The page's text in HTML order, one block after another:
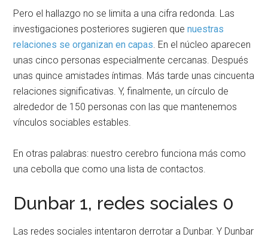
Pero el hallazgo no se limita a una cifra redonda. Las
investigaciones posteriores sugieren quenuestras
relaciones se organizan en capas . En el núcleo aparecen
unas cinco personas especialmente cercanas. Después
unas quince amistades íntimas. Más tarde unas cincuenta
relaciones significativas. Y, finalmente, un círculo de
alrededor de 150 personas con las que mantenemos
vínculos sociables estables.
En otras palabras: nuestro cerebro funciona más como
una cebolla que como una lista de contactos.
Dunbar 1, redes sociales 0
Las redes sociales intentaron derrotar a Dunbar. Y Dunbar